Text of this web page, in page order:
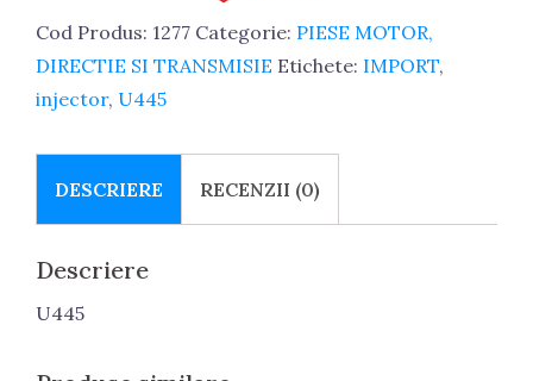
Cod Produs: 1277 Categorie: PIESE MOTOR,
DIRECTIE SI TRANSMISIE Etichete: IMPORT,
injector, U445
DESCRIERE RECENZII (0)
Descriere
U445